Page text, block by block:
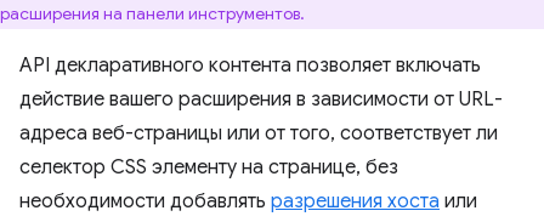
расширения на панели инструментов.
API декларативного контента позволяет включать
действие вашего расширения в зависимости от URL-
адреса веб-страницы или от того, соответствует ли
селектор CSS элементу на странице, без
необходимости добавлять разрешения хоста или